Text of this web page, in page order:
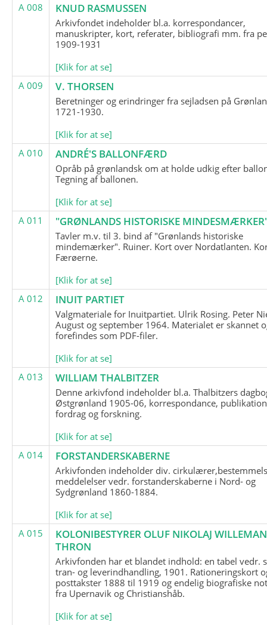
A 008
KNUD RASMUSSEN
Arkivfondet indeholder bl.a. korrespondancer,
manuskripter, kort, referater, bibliografi mm. fra
1909-1931
[Klik for at se]
A 009
V. THORSEN
Beretninger og erindringer fra sejladsen på
1721-1930.
[Klik for at se]
A 010
ANDRÉ'S BALLONFÆRD
Opråb på grønlandsk om at holde udkig efter
Tegning af ballonen.
[Klik for at se]
A 011
"GRØNLANDS HISTORISKE
Tavler m.v. til 3. bind af "Grønlands historiske
mindemærker". Ruiner. Kort over Nordatlanten.
Færøerne.
[Klik for at se]
A 012
INUIT PARTIET
Valgmateriale for Inuitpartiet. Ulrik Rosing. Peter
August og september 1964. Materialet er skannet
forefindes som PDF-filer.
[Klik for at se]
A 013
WILLIAM THALBITZER
Denne arkivfond indeholder bl.a. Thalbitzers
Østgrønland 1905-06, korrespondance,
fordrag og forskning.
[Klik for at se]
A 014
FORSTANDERSKABERNE
Arkivfonden indeholder div.
meddelelser vedr. forstanderskaberne i Nord- og
Sydgrønland 1860-1884.
[Klik for at se]
A 015
KOLONIBESTYRER OLUF NIKOLAJ
THRON
Arkivfonden har et blandet indhold: en tabel vedr.
tran- og leverindhandling, 1901. Rationeringskort
posttakster 1888 til 1919 og endelig biografiske
fra Upernavik og Christianshåb.
[Klik for at se]